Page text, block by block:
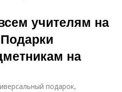
учителям на
на
подарок,